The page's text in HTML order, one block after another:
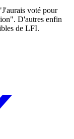
voté pour
D'autres enfin
de LFI.